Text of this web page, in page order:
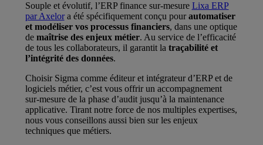
Souple et évolutif, l’ERP finance sur-mesure Lixa ERP
par Axelora été spécifiquement conçu pourautomatiser
et modéliser vos processus financiers, dans une optique
de maîtrise des enjeux métier. Au service de l’efficacité
de tous les collaborateurs, il garantit la traçabilité et
l’intégrité des données.
Choisir Sigma comme éditeur et intégrateur d’ERP et de
logiciels métier, c’est vous offrir un accompagnement
sur-mesure de la phase d’audit jusqu’à la maintenance
applicative. Tirant notre force de nos multiples expertises,
nous vous conseillons aussi bien sur les enjeux
techniques que métiers.